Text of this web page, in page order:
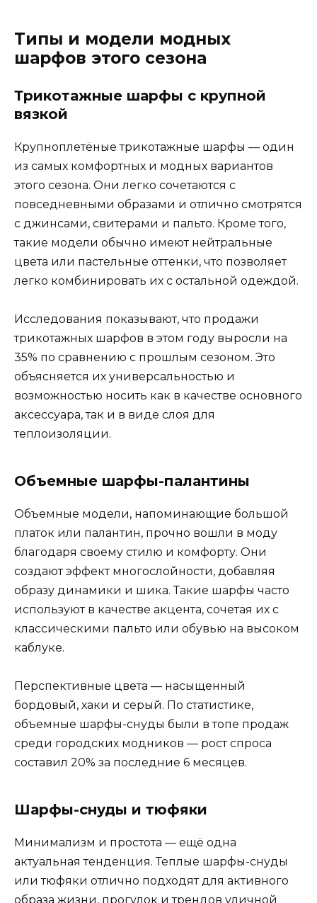
Типы и модели модных
шарфов этого сезона
Трикотажные шарфы с крупной
вязкой
Крупноплетёные трикотажные шарфы — один
из самых комфортных и модных вариантов
этого сезона. Они легко сочетаются с
повседневными образами и отлично смотрятся
с джинсами, свитерами и пальто. Кроме того,
такие модели обычно имеют нейтральные
цвета или пастельные оттенки, что позволяет
легко комбинировать их с остальной одеждой.
Исследования показывают, что продажи
трикотажных шарфов в этом году выросли на
35% по сравнению с прошлым сезоном. Это
объясняется их универсальностью и
возможностью носить как в качестве основного
аксессуара, так и в виде слоя для
теплоизоляции.
Объемные шарфы-палантины
Объемные модели, напоминающие большой
платок или палантин, прочно вошли в моду
благодаря своему стилю и комфорту. Они
создают эффект многослойности, добавляя
образу динамики и шика. Такие шарфы часто
используют в качестве акцента, сочетая их с
классическими пальто или обувью на высоком
каблуке.
Перспективные цвета — насыщенный
бордовый, хаки и серый. По статистике,
объемные шарфы-снуды были в топе продаж
среди городских модников — рост спроса
составил 20% за последние 6 месяцев.
Шарфы-снуды и тюфяки
Минимализм и простота — ещё одна
актуальная тенденция. Теплые шарфы-снуды
или тюфяки отлично подходят для активного
образа жизни, прогулок и трендов уличной